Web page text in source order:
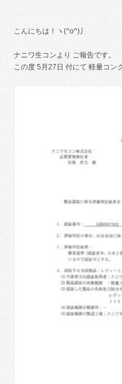
こんにちは！ヽ(^o^)丿
ナニワ生コンより ご報告です。
この度 5月27日 付にて 軽量コン